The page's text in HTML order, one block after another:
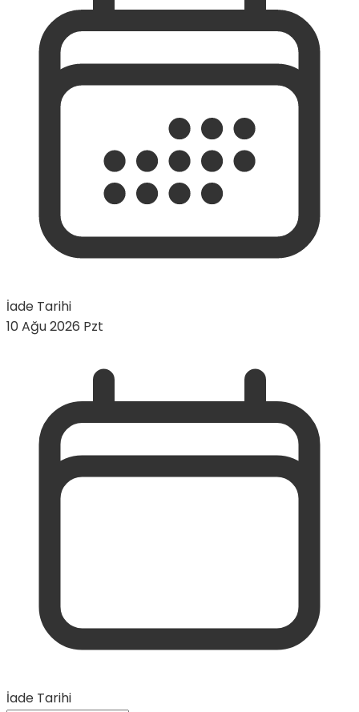
İade Tarihi
10 Ağu 2026 Pzt
İade Tarihi